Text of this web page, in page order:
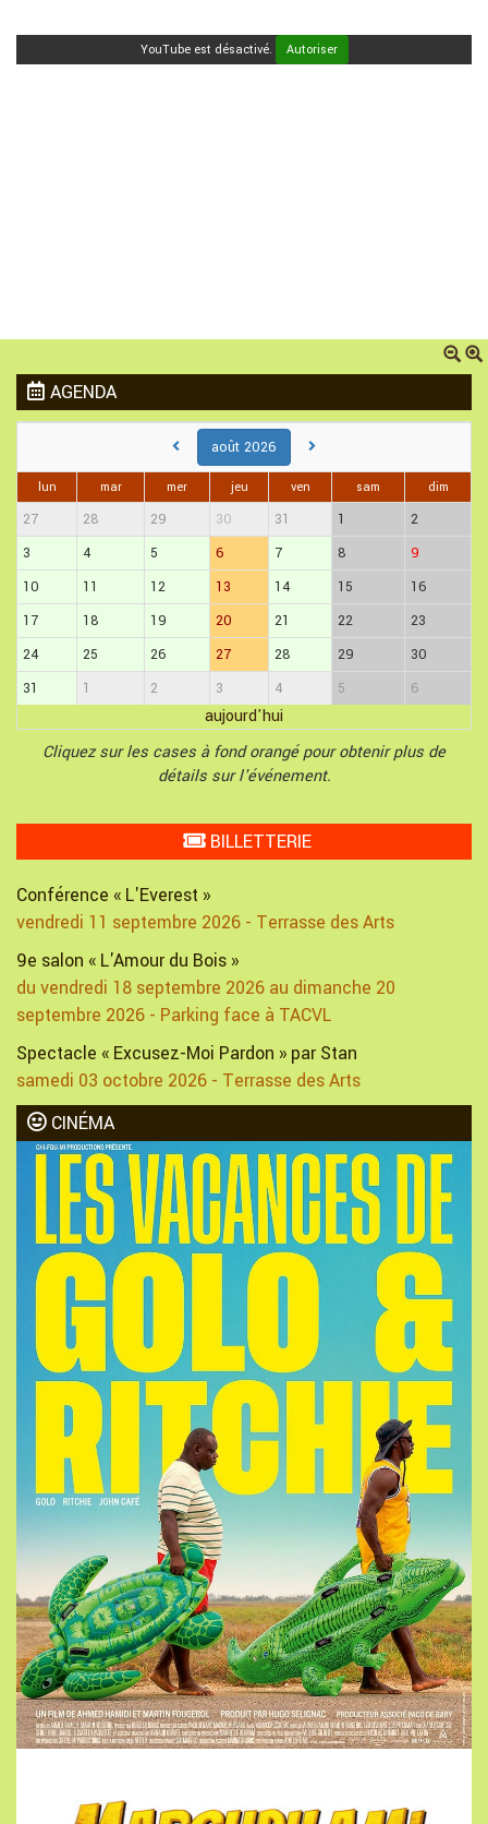
YouTube est désactivé. Autoriser
AGENDA
août 2026
lun mar mer jeu ven sam dim
27 28 29 30 31 1
2
3
4 5 6 7 8
9
10
11 12 13 14 15
16
17
18 19 20 21 22
23
24
25 26 27 28 29
30
31
1 2 3 4 5 6
aujourd'hui
Cliquez sur les cases à fond orangé pour obtenir plus de
détails sur l'événement.
BILLETTERIE
Conférence « L'Everest »
vendredi 11 septembre 2026 - Terrasse des Arts
9e salon « L'Amour du Bois »
du vendredi 18 septembre 2026 au dimanche 20
septembre 2026 - Parking face à TACVL
Spectacle « Excusez-Moi Pardon » par Stan
samedi 03 octobre 2026 - Terrasse des Arts
CINÉMA